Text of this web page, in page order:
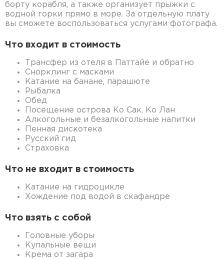
борту корабля, а также организует прыжки с
водной горки прямо в море. За отдельную плату
вы сможете воспользоваться услугами фотографа.
Что входит в стоимость
Трансфер из отеля в Паттайе и обратно
Снорклинг с масками
Катание на банане, парашюте
Рыбалка
Обед
Посещение острова Ко Сак, Ко Лан
Алкогольные и безалкогольные напитки
Пенная дискотека
Русский гид
Страховка
Что не входит в стоимость
Катание на гидроцикле
Хождение под водой в скафандре
Что взять с собой
Головные уборы
Купальные вещи
Крема от загара